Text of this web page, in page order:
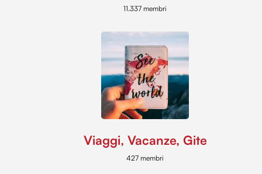
con altre informazioni che hai fornito loro o che hanno
11.337 membri
Viaggi, Vacanze, Gite
427 membri